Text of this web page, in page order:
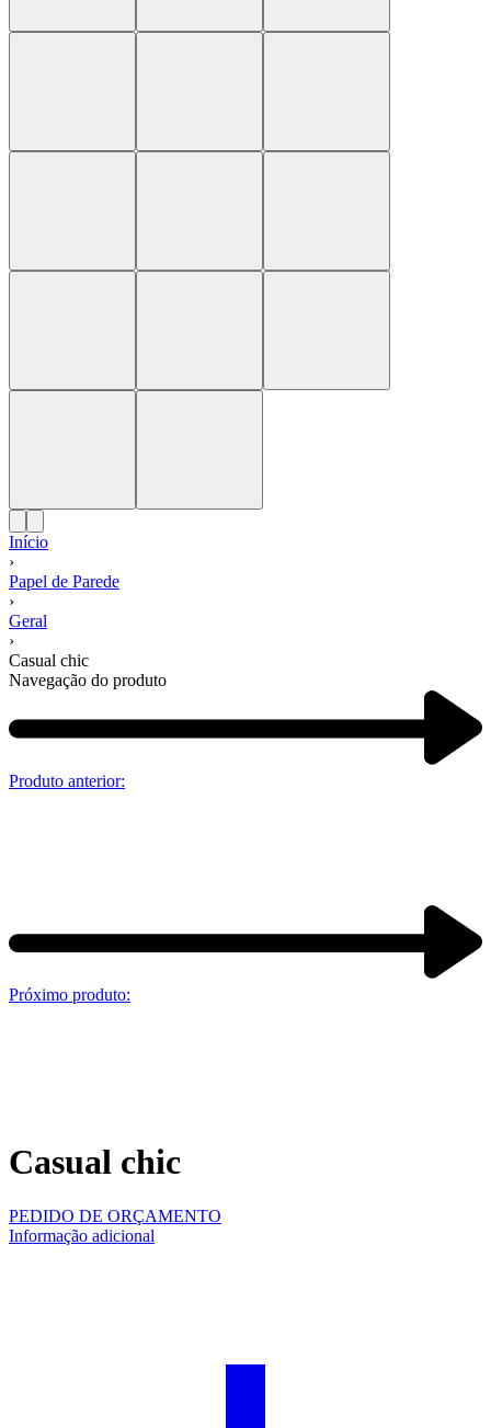
Início
›
Papel de Parede
›
Geral
›
Casual chic
Navegação do produto
Produto anterior:
Próximo produto:
Casual chic
PEDIDO DE ORÇAMENTO
Informação adicional